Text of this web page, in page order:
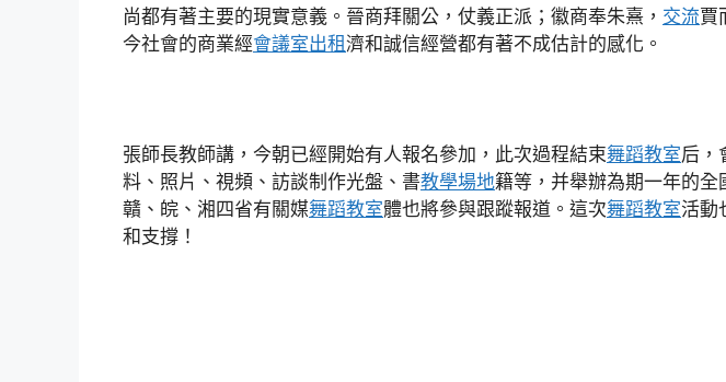
尚都有著主要的現實意義。晉商拜關公，仗義正派；徽商奉朱熹， 交流賈
今社會的商業經會議室出租濟和誠信經營都有著不成估計的感化。
張師長教師講，今朝已經開始有人報名參加，此次過程結束舞蹈教室后，
料、照片、視頻、訪談制作光盤、書教學場地籍等，并舉辦為期一年的全
贛、皖、湘四省有關媒舞蹈教室體也將參與跟蹤報道。這次舞蹈教室活動
和支撐！